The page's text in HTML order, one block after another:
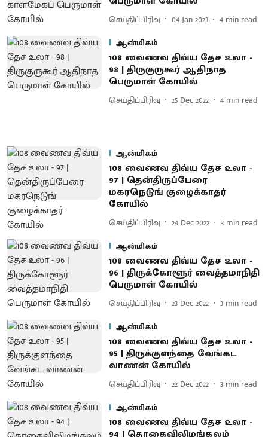
செய்திப்பிரிவு 04 Jan 2023 4 min read
ஆன்மிகம்
108 வைணவ திவ்ய தேச உலா -
98 | திருகுருகூர் ஆதிநாத
பெருமாள் கோயில்
செய்திப்பிரிவு 25 Dec 2022 4 min read
ஆன்மிகம்
108 வைணவ திவ்ய தேச உலா -
97 | தென்திருப்பேரை
மகரநெடுங் குழைக்காதர்
கோயில்
செய்திப்பிரிவு 24 Dec 2022 3 min read
ஆன்மிகம்
108 வைணவ திவ்ய தேச உலா -
96 | திருக்கோளூர் வைத்தமாநிதி
பெருமாள் கோயில்
செய்திப்பிரிவு 23 Dec 2022 3 min read
ஆன்மிகம்
108 வைணவ திவ்ய தேச உலா -
95 | திருக்குளந்தை வேங்கட
வாணன் கோயில்
செய்திப்பிரிவு 22 Dec 2022 3 min read
ஆன்மிகம்
108 வைணவ திவ்ய தேச உலா -